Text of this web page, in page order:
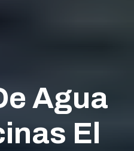
Agua
El